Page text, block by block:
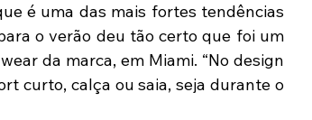
é uma das mais fortes tendências
o verão deu tão certo que foi um
da marca, em Miami. “No design
curto, calça ou saia, seja durante o